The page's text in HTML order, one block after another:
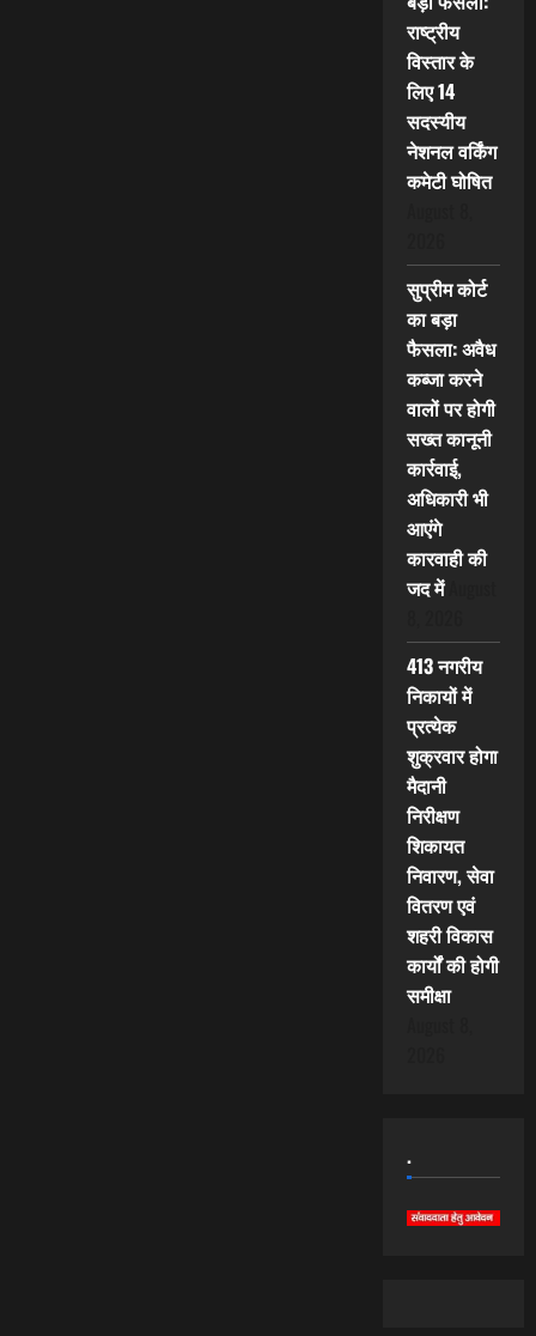
राष्ट्रीय
विस्तार के
लिए 14
सदस्यीय
नेशनल वर्किंग
कमेटी घोषित
सुप्रीम कोर्ट
का बड़ा
फैसला: अवैध
कब्जा करने
वालों पर होगी
सख्त कानूनी
कार्रवाई,
अधिकारी भी
आएंगे
कारवाही की
जद में
413 नगरीय
निकायों में
प्रत्येक
शुक्रवार होगा
मैदानी
निरीक्षण
शिकायत
निवारण, सेवा
वितरण एवं
शहरी विकास
कार्यों की होगी
समीक्षा
.